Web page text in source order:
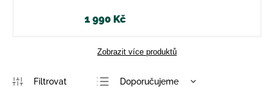
1 990 Kč
Zobrazit více produktů
Doporučujeme